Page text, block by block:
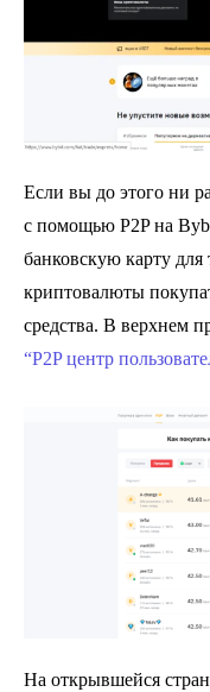
Если вы до этого ни
с помощью P2P на
банковскую карту
криптовалюты
средства. В верхнем
“P2P центр
На открывшейся